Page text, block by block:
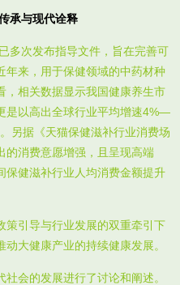
承与现代诠释
多次发布指导文件，旨在完善可
年来，用于保健领域的中药材种
，相关数据显示我国健康养生市
是以高出全球行业平均增速4%—
另据《天猫保健滋补行业消费场
的消费意愿增强，且呈现高端
保健滋补行业人均消费金额提升
策引导与行业发展的双重牵引下
大健康产业的持续健康发展。
会的发展进行了讨论和阐述。